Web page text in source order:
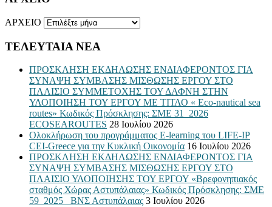
ΑΡΧΕΙΟ
ΤΕΛΕΥΤΑΙΑ ΝΕΑ
ΠΡΟΣΚΛΗΣΗ ΕΚΔΗΛΩΣΗΣ ΕΝΔΙΑΦΕΡΟΝΤΟΣ ΓΙΑ
ΣΥΝΑΨΗ ΣΥΜΒΑΣΗΣ ΜΙΣΘΩΣΗΣ ΕΡΓΟΥ ΣΤΟ
ΠΛΑΙΣΙΟ ΣΥΜΜΕΤΟΧΗΣ ΤΟΥ ΔΑΦΝΗ ΣΤΗΝ
ΥΛΟΠΟΙΗΣΗ ΤΟΥ ΕΡΓΟΥ ΜΕ ΤΙΤΛΟ « Eco-nautical sea
routes» Κωδικός Πρόσκλησης: ΣΜΕ 31_2026
ECOSEAROUTES 28 Ιουλίου 2026
Ολοκλήρωση του προγράμματος E-learning του LIFE-IP
CEI-Greece για την Κυκλική Οικονομία 16 Ιουλίου 2026
ΠΡΟΣΚΛΗΣΗ ΕΚΔΗΛΩΣΗΣ ΕΝΔΙΑΦΕΡΟΝΤΟΣ ΓΙΑ
ΣΥΝΑΨΗ ΣΥΜΒΑΣΗΣ ΜΙΣΘΩΣΗΣ ΕΡΓΟΥ ΣΤΟ
ΠΛΑΙΣΙΟ ΥΛΟΠΟΙΗΣΗΣ ΤΟΥ ΕΡΓΟΥ «Βρεφονηπιακός
σταθμός Χώρας Αστυπάλαιας» Κωδικός Πρόσκλησης: ΣΜΕ
59_2025_ ΒΝΣ Αστυπάλαιας 3 Ιουλίου 2026